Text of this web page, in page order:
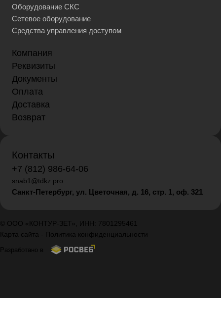
Оборудование СКС
Сетевое оборудование
Средства управления доступом
Компания
Реквизиты
Документы
Оплата
Доставка
Возврат
Контакты
+7 (812) 986-64-06
snab1@tdkz.pro
Санкт-Петербург, ул. Цветочная, д. 16, стр. 1, оф. 321
© ООО «КОНТУР-ЗЕТ», ИНН: 7801295461
Карта сайта - Политика конфиденциальности
Разработано в